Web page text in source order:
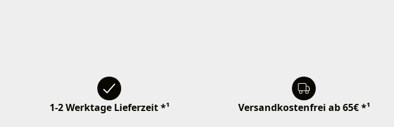
1-2 Werktage Lieferzeit *¹ Versandkostenfrei ab 65€ *¹